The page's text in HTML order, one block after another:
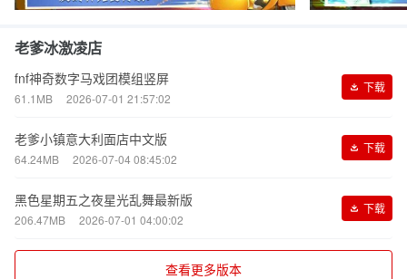
老爹冰激凌店
fnf神奇数字马戏团模组竖屏
61.1MB 2026-07-01 21:57:02
下载
老爹小镇意大利面店中文版
64.24MB 2026-07-04 08:45:02
下载
黑色星期五之夜星光乱舞最新版
206.47MB 2026-07-01 04:00:02
下载
查看更多版本